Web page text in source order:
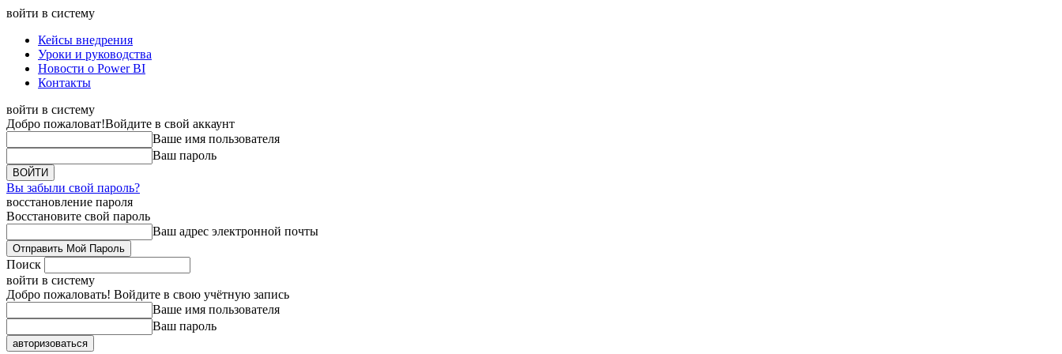
войти в систему
Кейсы внедрения
Уроки и руководства
Новости о Power BI
Контакты
войти в систему
Добро пожаловат!Войдите в свой аккаунт
Ваше имя пользователя
Ваш пароль
Вы забыли свой пароль?
восстановление пароля
Восстановите свой пароль
Ваш адрес электронной почты
Поиск
войти в систему
Добро пожаловать! Войдите в свою учётную запись
Ваше имя пользователя
Ваш пароль